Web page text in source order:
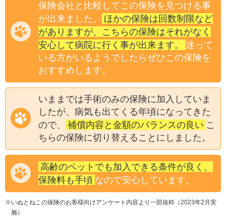
保険会社と比較してこの保険を見つける事
が出来ました。
ほかの保険は回数制限など
がありますが、こちらの保険はそれがなく
安心して病院に行く事が出来ます。
迷って
いる方がいるようでしたらぜひこの保険を
おすすめします。
いままでは手術のみの保険に加入していま
したが、病気も出てくる年頃になってきた
ので、
補償内容と金額のバランスの良い こ
ちらの保険に切り替えることにしました。
高齢のペットでも加入できる条件が良く、
保険料も手頃 なので安心しています。
※いぬとねこの保険のお客様向けアンケート内容より一部抜粋（2023年2月実
施）